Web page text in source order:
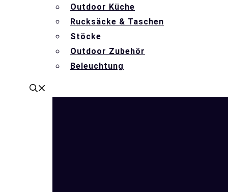
Outdoor Küche
Rucksäcke & Taschen
Stöcke
Outdoor Zubehör
Beleuchtung